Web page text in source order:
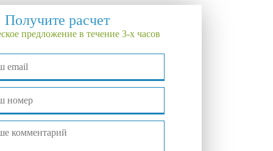
Получите расчет
предложение в течение 3-х часов